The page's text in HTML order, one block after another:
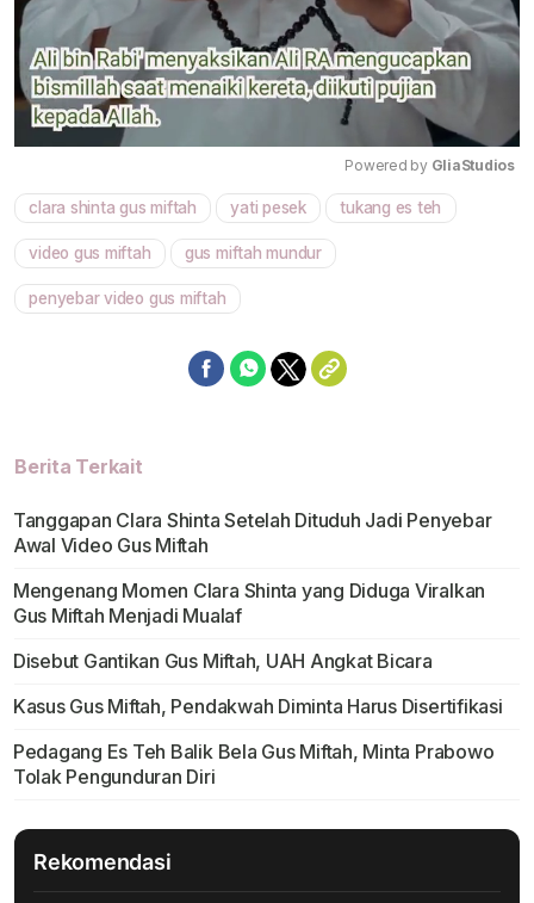
Mute
Powered by GliaStudios
clara shinta gus miftah yati pesek tukang es teh
video gus miftah gus miftah mundur
penyebar video gus miftah
Berita Terkait
Tanggapan Clara Shinta Setelah Dituduh Jadi Penyebar
Awal Video Gus Miftah
Mengenang Momen Clara Shinta yang Diduga Viralkan
Gus Miftah Menjadi Mualaf
Disebut Gantikan Gus Miftah, UAH Angkat Bicara
Kasus Gus Miftah, Pendakwah Diminta Harus Disertifikasi
Pedagang Es Teh Balik Bela Gus Miftah, Minta Prabowo
Tolak Pengunduran Diri
Rekomendasi